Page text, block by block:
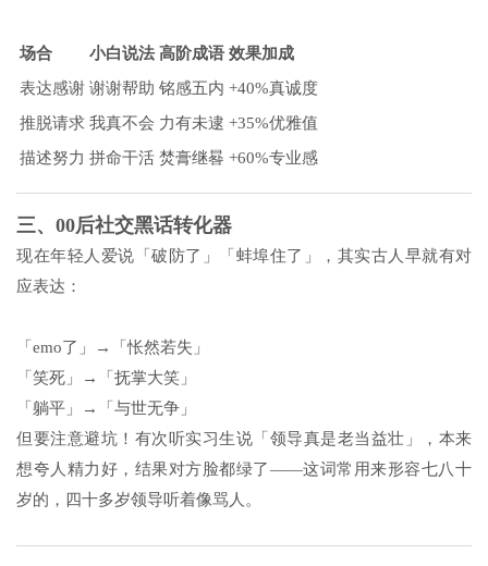
场合 小白说法 高阶成语 效果加成
表达感谢 谢谢帮助 铭感五内 +40%真诚度
推脱请求 我真不会 力有未逮 +35%优雅值
描述努力 拼命干活 焚膏继晷 +60%专业感
三、00后社交黑话转化器
现在年轻人爱说「破防了」「蚌埠住了」，其实古人早就有对
应表达：
「emo了」→「怅然若失」
「笑死」→「抚掌大笑」
「躺平」→「与世无争」
但要注意避坑！有次听实习生说「领导真是老当益壮」，本来
想夸人精力好，结果对方脸都绿了——这词常用来形容七八十
岁的，四十多岁领导听着像骂人。